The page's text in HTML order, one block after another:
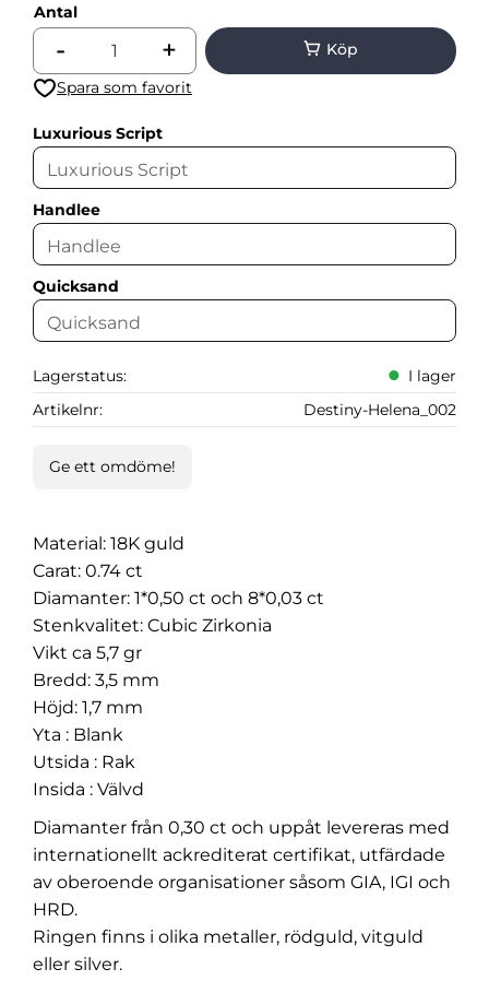
Antal
+
-
Lägg till i favoriter
Luxurious Script
Handlee
Quicksand
Lagerstatus
I lager
Artikelnr
Destiny-Helena_002
Ge ett omdöme!
Material: 18K guld
Carat: 0.74 ct
Diamanter: 1*0,50 ct och 8*0,03 ct
Stenkvalitet: Cubic Zirkonia
Vikt ca 5,7 gr
Bredd: 3,5 mm
Höjd: 1,7 mm
Yta : Blank
Utsida : Rak
Insida : Välvd
Diamanter från 0,30 ct och uppåt levereras med
internationellt ackrediterat certifikat, utfärdade
av oberoende organisationer såsom GIA, IGI och
HRD.
Ringen finns i olika metaller, rödguld, vitguld
eller silver.